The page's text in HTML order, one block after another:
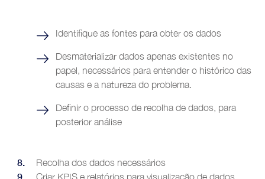
Identifique as fontes para obter os dados
Desmaterializar dados apenas existentes no
papel, necessários para entender o histórico das
causas e a natureza do problema.
Definir o processo de recolha de dados, para
posterior análise
Recolha dos dados necessários
Criar KPIS e relatórios para visualização de dados